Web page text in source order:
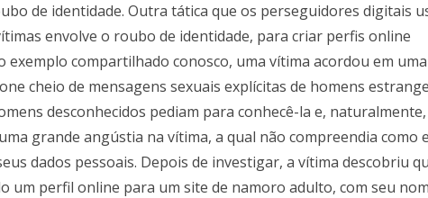
de identidade. Outra tática que os perseguidores digitais
envolve o roubo de identidade, para criar perfis online
exemplo compartilhado conosco, uma vítima acordou em
cheio de mensagens sexuais explícitas de homens
desconhecidos pediam para conhecê-la e,
grande angústia na vítima, a qual não compreendia como
dados pessoais. Depois de investigar, a vítima descobriu
um perfil online para um site de namoro adulto, com seu